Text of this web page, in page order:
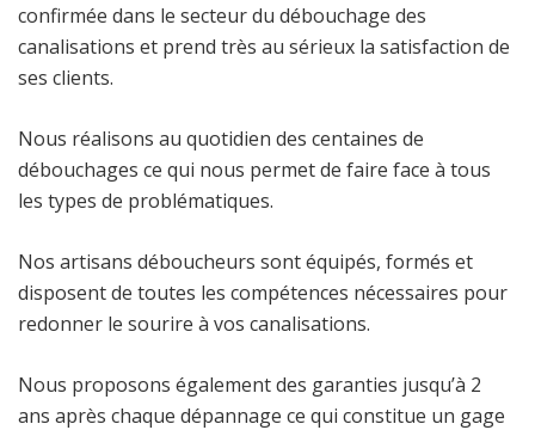
confirmée dans le secteur du débouchage des
canalisations et prend très au sérieux la satisfaction de
ses clients.
Nous réalisons au quotidien des centaines de
débouchages ce qui nous permet de faire face à tous
les types de problématiques.
Nos artisans déboucheurs sont équipés, formés et
disposent de toutes les compétences nécessaires pour
redonner le sourire à vos canalisations.
Nous proposons également des garanties jusqu’à 2
ans après chaque dépannage ce qui constitue un gage